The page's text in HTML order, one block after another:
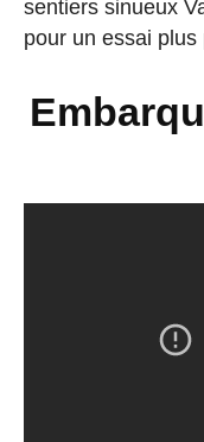
sentiers sinueux
pour un essai